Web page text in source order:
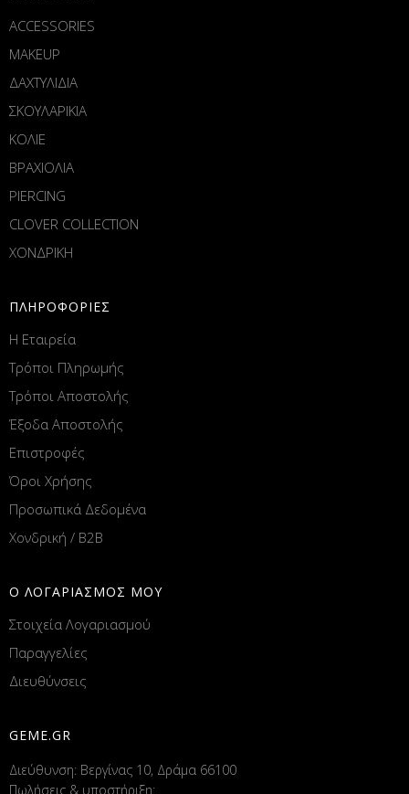
ACCESSORIES
MAKEUP
ΔΑΧΤΥΛΙΔΙΑ
ΣΚΟΥΛΑΡΙΚΙΑ
ΚΟΛΙΕ
ΒΡΑΧΙΟΛΙΑ
PIERCING
CLOVER COLLECTION
ΧΟΝΔΡΙΚΗ
ΠΛΗΡΟΦΟΡΙΕΣ
Η Εταιρεία
Τρόποι Πληρωμής
Τρόποι Αποστολής
Έξοδα Αποστολής
Επιστροφές
Όροι Χρήσης
Προσωπικά Δεδομένα
Χονδρική / B2B
Ο ΛΟΓΑΡΙΑΣΜΟΣ ΜΟΥ
Στοιχεία Λογαριασμού
Παραγγελίες
Διευθύνσεις
GEME.GR
Διεύθυνση: Βεργίνας 10, Δράμα 66100
Πωλήσεις & υποστήριξη: